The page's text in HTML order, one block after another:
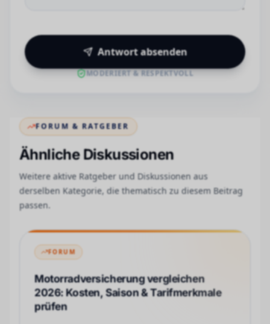
MODERIERT & RESPEKTVOLL
Antwort absenden
FORUM & RATGEBER
Ähnliche Diskussionen
Weitere aktive Ratgeber und Diskussionen aus
derselben Kategorie, die thematisch zu diesem Beitrag
passen.
FORUM
Motorradversicherung vergleichen
2026: Kosten, Saison & Tarifmerkmale
prüfen